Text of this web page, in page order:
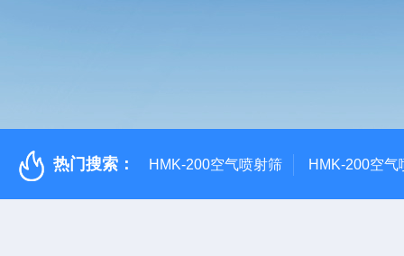
热门搜索： HMK-200空气喷射筛 HMK-200空气